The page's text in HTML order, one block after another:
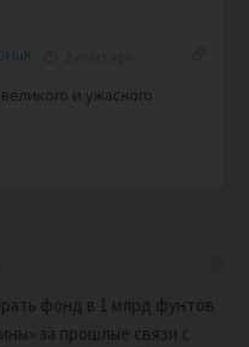
и ужасного
фонд в 1 млрд фунтов
за прошлые связи с